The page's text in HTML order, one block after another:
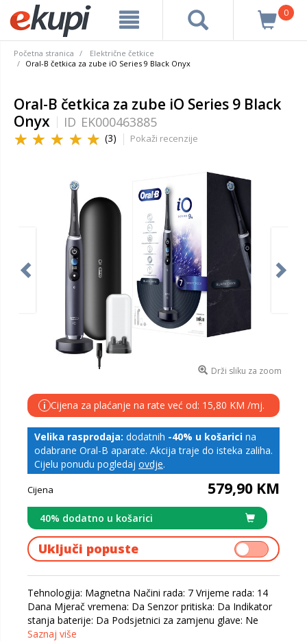
0
Početna stranica
Električne četkice
Oral-B četkica za zube iO Series 9 Black Onyx
Oral-B četkica za zube iO Series 9 Black
Onyx
ID EK000463885
(3) Pokaži recenzije
Drži sliku za zoom
i Cijena za plaćanje na rate već od: 15,80 KM /mj.
Velika rasprodaja: dodatnih -40% u košarici na
odabrane Oral-B aparate. Akcija traje do isteka zaliha.
Cijelu ponudu pogledaj ovdje.
Cijena 579,90 KM
40% dodatno u košarici
Uključi popuste
Tehnologija: Magnetna Načini rada: 7 Vrijeme rada: 14
Dana Mjerač vremena: Da Senzor pritiska: Da Indikator
stanja baterije: Da Podsjetnici za zamjenu glave: Ne
Saznaj više